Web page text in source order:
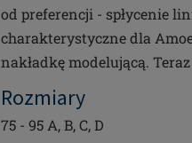
od preferencji - spłycenie
charakterystyczne dla
nakładkę modelującą.
Rozmiary
75 - 95 A, B, C, D